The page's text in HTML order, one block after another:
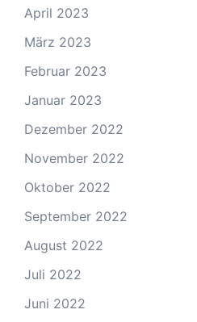
April 2023
März 2023
Februar 2023
Januar 2023
Dezember 2022
November 2022
Oktober 2022
September 2022
August 2022
Juli 2022
Juni 2022